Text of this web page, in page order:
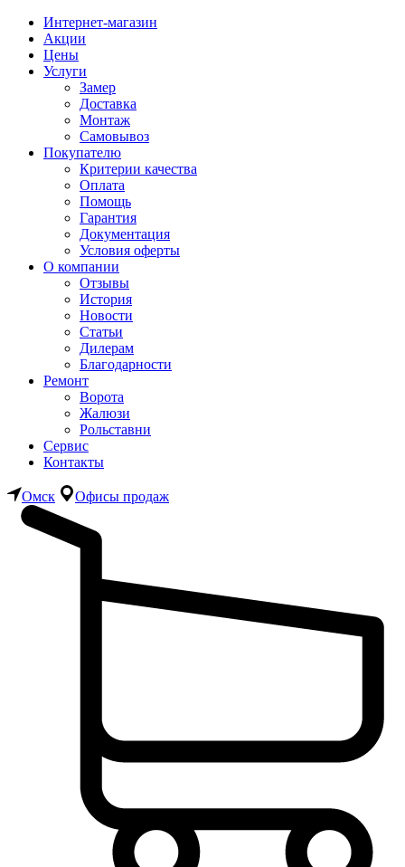
Интернет-магазин
Акции
Цены
Услуги
Замер
Доставка
Монтаж
Самовывоз
Покупателю
Критерии качества
Оплата
Помощь
Гарантия
Документация
Условия оферты
О компании
Отзывы
История
Новости
Статьи
Дилерам
Благодарности
Ремонт
Ворота
Жалюзи
Рольставни
Сервис
Контакты
Омск Офисы продаж